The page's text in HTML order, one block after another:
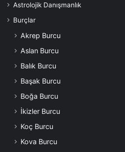
Astrolojik Danışmanlık
Burçlar
Akrep Burcu
Aslan Burcu
Balık Burcu
Başak Burcu
Boğa Burcu
İkizler Burcu
Koç Burcu
Kova Burcu